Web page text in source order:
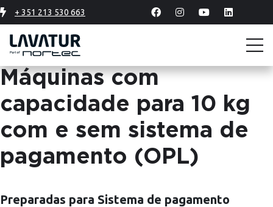
+ 351 213 530 663
Máquinas com
capacidade para 10 kg
com e sem sistema de
pagamento (OPL)
Preparadas para Sistema de pagamento